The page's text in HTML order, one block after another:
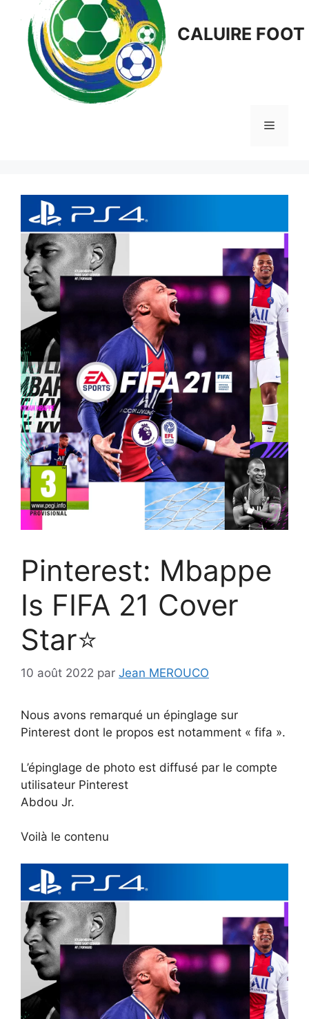
CALUIRE FOOT
Menu
Pinterest: Mbappe
Is FIFA 21 Cover
Star⭐️
10 août 2022 par Jean MEROUCO
Nous avons remarqué un épinglage sur
Pinterest dont le propos est notamment « fifa ».
L’épinglage de photo est diffusé par le compte
utilisateur Pinterest
Abdou Jr.
Voilà le contenu